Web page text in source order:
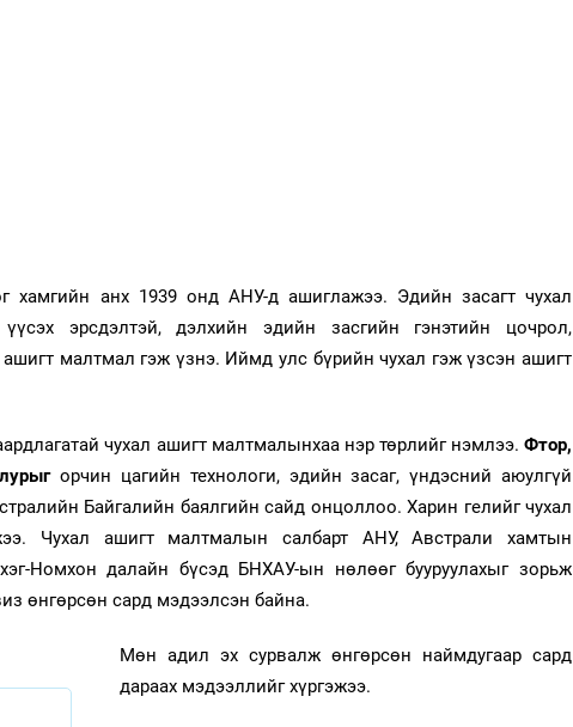
хамгийн анх 1939 онд АНУ-д ашиглажээ. Эдийн засагт чухал
эрсдэлтэй, дэлхийн эдийн засгийн гэнэтийн цочрол,
малтмал гэж үзнэ. Иймд улс бүрийн чухал гэж үзсэн ашигт
чухал ашигт малтмалынхаа нэр төрлийг нэмлээ. Фтор,
орчин цагийн технологи, эдийн засаг, үндэсний аюулгүй
Байгалийн баялгийн сайд онцоллоо. Харин гелийг чухал
Чухал ашигт малтмалын салбарт АНУ, Австрали хамтын
Номхон далайн бүсэд БНХАУ-ын нөлөөг бууруулахыг зорьж
өнгөрсөн сард мэдээлсэн байна.
Мөн адил эх сурвалж өнгөрсөн наймдугаар сард
дараах мэдээллийг хүргэжээ.